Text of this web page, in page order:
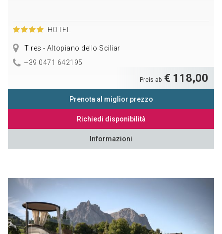
HOTEL
Tires - Altopiano dello Sciliar
+39 0471 642195
Preis ab € 118,00
Prenota al miglior prezzo
Richiedi disponibilità
Informazioni